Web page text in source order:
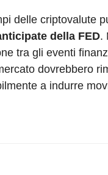
delle criptovalute
della FED.
tra gli eventi
dovrebbero
a indurre